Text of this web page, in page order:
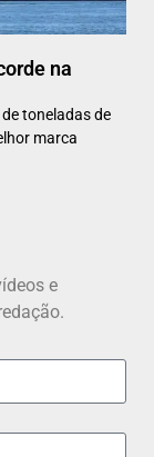
na
toneladas de
marca
e